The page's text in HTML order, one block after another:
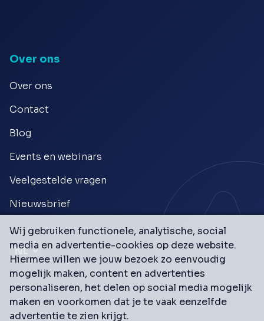
Wij gebruiken functionele, analytische, social
media en advertentie-cookies op deze website.
Hiermee willen we jouw bezoek zo eenvoudig
mogelijk maken, content en advertenties
personaliseren, het delen op social media mogelijk
maken en voorkomen dat je te vaak eenzelfde
advertentie te zien krijgt.
Over ons
Over ons
Contact
Blog
Events en webinars
Veelgestelde vragen
Nieuwsbrief